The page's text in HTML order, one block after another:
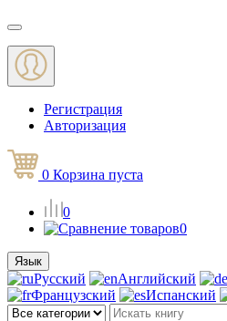
Меню
Регистрация
Авторизация
0 Корзина пуста
0
0
Язык
Русский Английский
Французский
Испанский